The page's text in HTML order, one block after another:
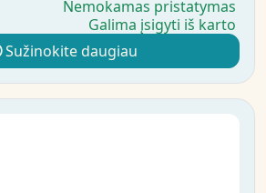
Nemokamas pristatymas
Galima įsigyti iš karto
Sužinokite daugiau